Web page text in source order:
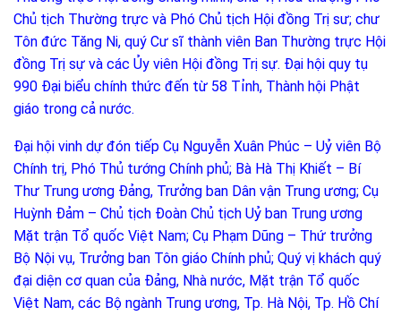
Chủ tịch Thường trực và Phó Chủ tịch Hội đồng Trị sư; chư
Tôn đức Tăng Ni, quý Cư sĩ thành viên Ban Thường trực Hội
đồng Trị sự và các Ủy viên Hội đồng Trị sự. Đại hội quy tụ
990 Đại biểu chính thức đến từ 58 Tỉnh, Thành hội Phật
giáo trong cả nước.
Đại hội vinh dự đón tiếp Cụ Nguyễn Xuân Phúc – Uỷ viên Bộ
Chính trị, Phó Thủ tướng Chính phủ; Bà Hà Thị Khiết – Bí
Thư Trung ương Đảng, Trưởng ban Dân vận Trung ương; Cụ
Huỳnh Đảm – Chủ tịch Đoàn Chủ tịch Uỷ ban Trung ương
Mặt trận Tổ quốc Việt Nam; Cụ Phạm Dũng – Thứ trưởng
Bộ Nội vụ, Trưởng ban Tôn giáo Chính phủ; Quý vị khách quý
đại diện cơ quan của Đảng, Nhà nước, Mặt trận Tổ quốc
Việt Nam, các Bộ ngành Trung ương, Tp. Hà Nội, Tp. Hồ Chí